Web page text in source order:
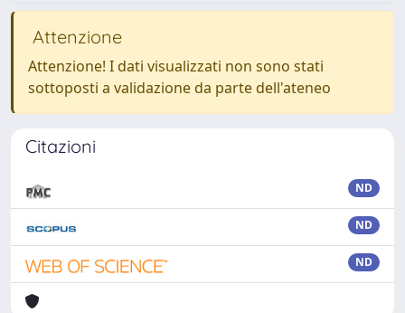
Attenzione
Attenzione! I dati visualizzati non sono stati
sottoposti a validazione da parte dell'ateneo
Citazioni
ND
ND
ND